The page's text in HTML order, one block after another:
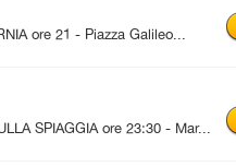
ore 21 - Piazza Galileo...
SPIAGGIA ore 23:30 - Mar...